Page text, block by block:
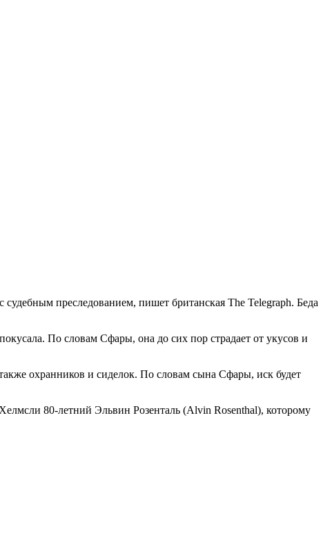
преследованием, пишет британская The Telegraph. Беда
По словам Сфары, она до сих пор страдает от укусов и
охранников и сиделок. По словам сына Сфары, иск будет
80-летний Эльвин Розенталь (Alvin Rosenthal), которому